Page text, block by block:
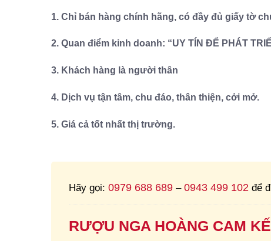
1. Chỉ bán hàng chính hãng, có đầy đủ giấy tờ
2. Quan điểm kinh doanh: “UY TÍN ĐỂ PHÁT
3. Khách hàng là người thân
4. Dịch vụ tận tâm, chu đáo, thân thiện, cởi mở.
5. Giá cả tốt nhất thị trường.
Hãy gọi: 0979 688 689 – 0943 499 102 để
RƯỢU NGA HOÀNG CAM